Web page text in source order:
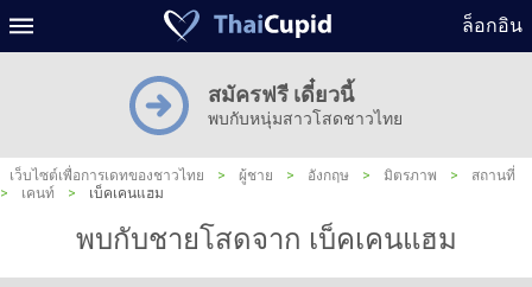
ล็อกอิน
สมัครฟรี เดี๋ยวนี้
พบกับหนุ่มสาวโสดชาวไทย
เว็บไซต์เพื่อการเดทของชาวไทย > ผู้ชาย > อังกฤษ > มิตรภาพ >
สถานที่
>
เคนท์ > เบ็คเคนแฮม
พบกับชายโสดจาก เบ็คเคนแฮม